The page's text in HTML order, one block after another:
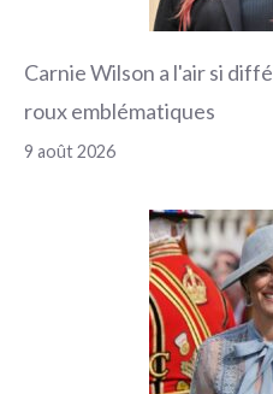
Carnie Wilson a l'air si
roux emblématiques
9 août 2026